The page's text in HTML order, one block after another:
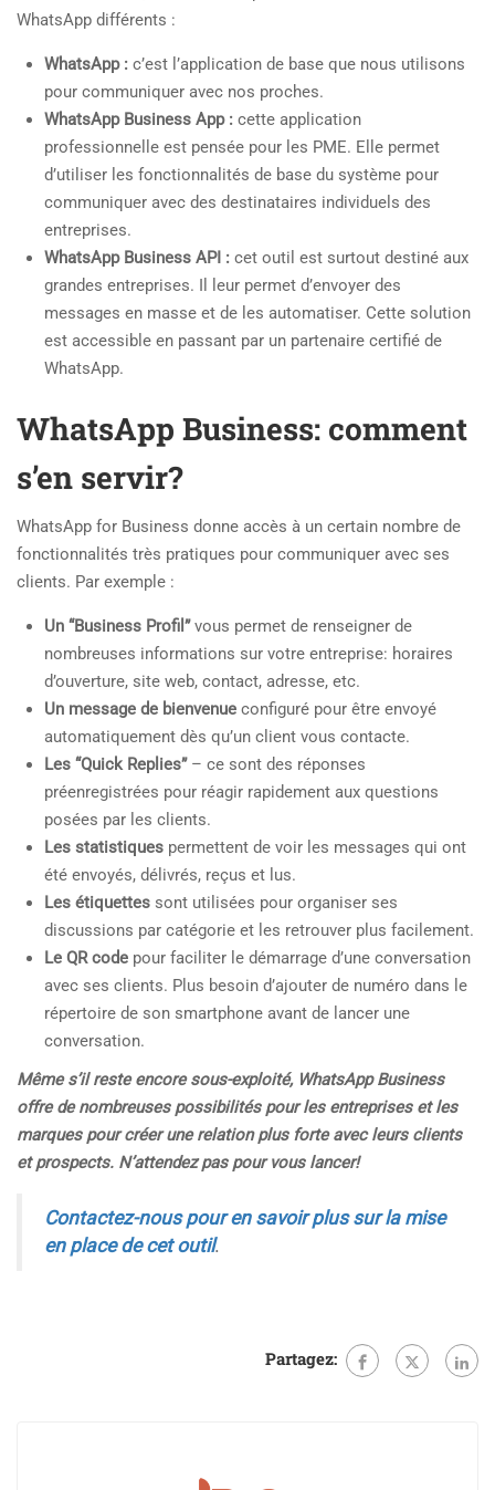
WhatsApp différents :
WhatsApp : c’est l’application de base que nous utilisons
pour communiquer avec nos proches.
WhatsApp Business App : cette application
professionnelle est pensée pour les PME. Elle permet
d’utiliser les fonctionnalités de base du système pour
communiquer avec des destinataires individuels des
entreprises.
WhatsApp Business API : cet outil est surtout destiné aux
grandes entreprises. Il leur permet d’envoyer des
messages en masse et de les automatiser. Cette solution
est accessible en passant par un partenaire certifié de
WhatsApp.
WhatsApp Business: comment
s’en servir?
WhatsApp for Business donne accès à un certain nombre de
fonctionnalités très pratiques pour communiquer avec ses
clients. Par exemple :
Un “Business Profil”vous permet de renseigner de
nombreuses informations sur votre entreprise: horaires
d’ouverture, site web, contact, adresse, etc.
Un message de bienvenue configuré pour être envoyé
automatiquement dès qu’un client vous contacte.
Les “Quick Replies”– ce sont des réponses
préenregistrées pour réagir rapidement aux questions
posées par les clients.
Les statistiques permettent de voir les messages qui ont
été envoyés, délivrés, reçus et lus.
Les étiquettes sont utilisées pour organiser ses
discussions par catégorie et les retrouver plus facilement.
Le QR code pour faciliter le démarrage d’une conversation
avec ses clients. Plus besoin d’ajouter de numéro dans le
répertoire de son smartphone avant de lancer une
conversation.
Même s’il reste encore sous-exploité, WhatsApp Business
offre de nombreuses possibilités pour les entreprises et les
marques pour créer une relation plus forte avec leurs clients
et prospects. N’attendez pas pour vous lancer!
Contactez-nous pour en savoir plus sur la mise
en place de cet outil.
Partagez: